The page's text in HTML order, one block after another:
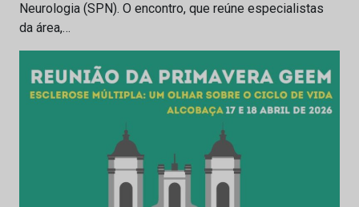
Neurologia (SPN). O encontro, que reúne especialistas
da área,…